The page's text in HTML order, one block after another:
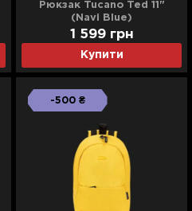
Рюкзак Tucano Ted 11"
(Navi Blue)
Купити
1 599 грн
-500 ₴